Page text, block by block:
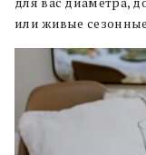
или живые